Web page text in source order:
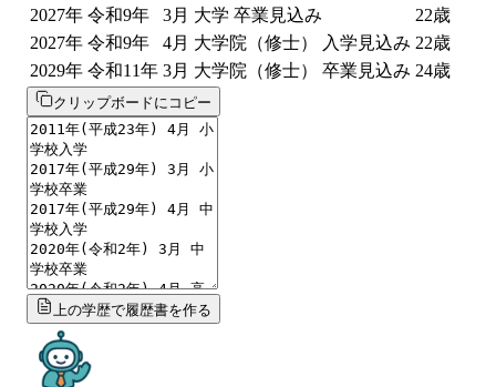
2027年 令和9年 3月 大学 卒業見込み 22歳
2027年 令和9年 4月 大学院（修士） 入学見込み 22歳
2029年 令和11年 3月 大学院（修士） 卒業見込み 24歳
クリップボードにコピー
上の学歴で履歴書を作る